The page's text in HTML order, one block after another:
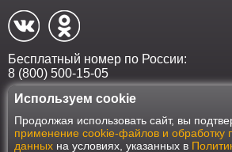
Бесплатный номер по России:
8 (800) 500-15-05
Наш интернет-магазин работает в
Федерального закона от 27 июля 2006 года
данных". Оформить заказ на сайте Мебеласка
наличии согласия на обработку Ваших
Используем cookie
Продолжая использовать сайт, вы
применение cookie-файлов и обработку
данных на условиях, указанных в